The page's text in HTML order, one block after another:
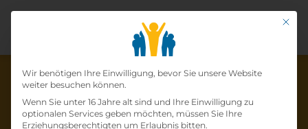
Die Lehrstelle wurde schon
Mit
Datenschutz-
Wir benötigen Ihre Einwilligung, bevor Sie unsere Website
weiter besuchen können.
Wenn Sie unter 16 Jahre alt sind und Ihre Einwilligung zu
optionalen Services geben möchten, müssen Sie Ihre
Erziehungsberechtigten um Erlaubnis bitten.